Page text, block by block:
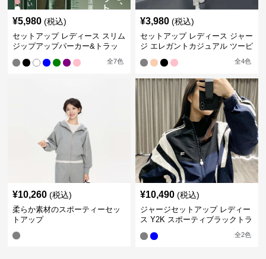
¥5,980 (税込)
セットアップ レディース スリム
ジップアップパーカー&トラッ
全7色
¥3,980 (税込)
セットアップ レディース ジャー
ジ エレガントカジュアル ツーピ
全4色
¥10,260 (税込)
柔らか素材のスポーティーセッ
トアップ
¥10,490 (税込)
ジャージセットアップ レディー
ス Y2K スポーティブラックトラ
全2色